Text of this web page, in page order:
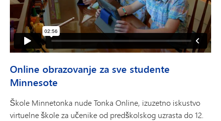
Online obrazovanje za sve studente
Minnesote
Škole Minnetonka nude Tonka Online, izuzetno iskustvo
virtuelne škole za učenike od predškolskog uzrasta do 12.